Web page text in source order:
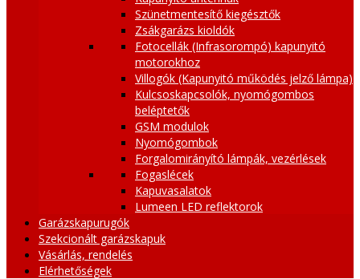
Szünetmentesítő kiegésztők
Zsákgarázs kioldók
Fotocellák (Infrasorompó) kapunyitó
motorokhoz
Villogók (Kapunyitó működés jelző lámpa)
Kulcsoskapcsolók, nyomógombos
beléptetők
GSM modulok
Nyomógombok
Forgalomirányító lámpák, vezérlések
Fogaslécek
Kapuvasalatok
Lumeen LED reflektorok
Garázskapurugók
Szekcionált garázskapuk
Vásárlás, rendelés
Elérhetőségek